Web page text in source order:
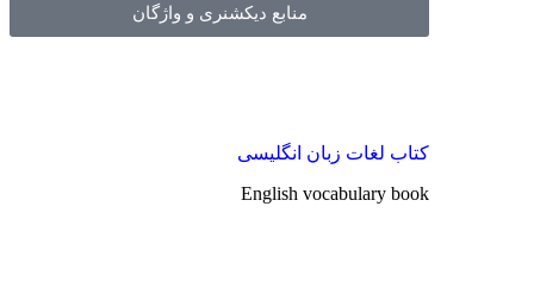
منابع دیکشنری و واژگان
کتاب لغات زبان انگلیسی
English vocabulary book